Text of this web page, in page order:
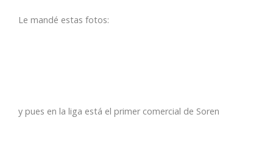
Le mandé estas fotos:
y pues en la liga está el primer comercial de Soren